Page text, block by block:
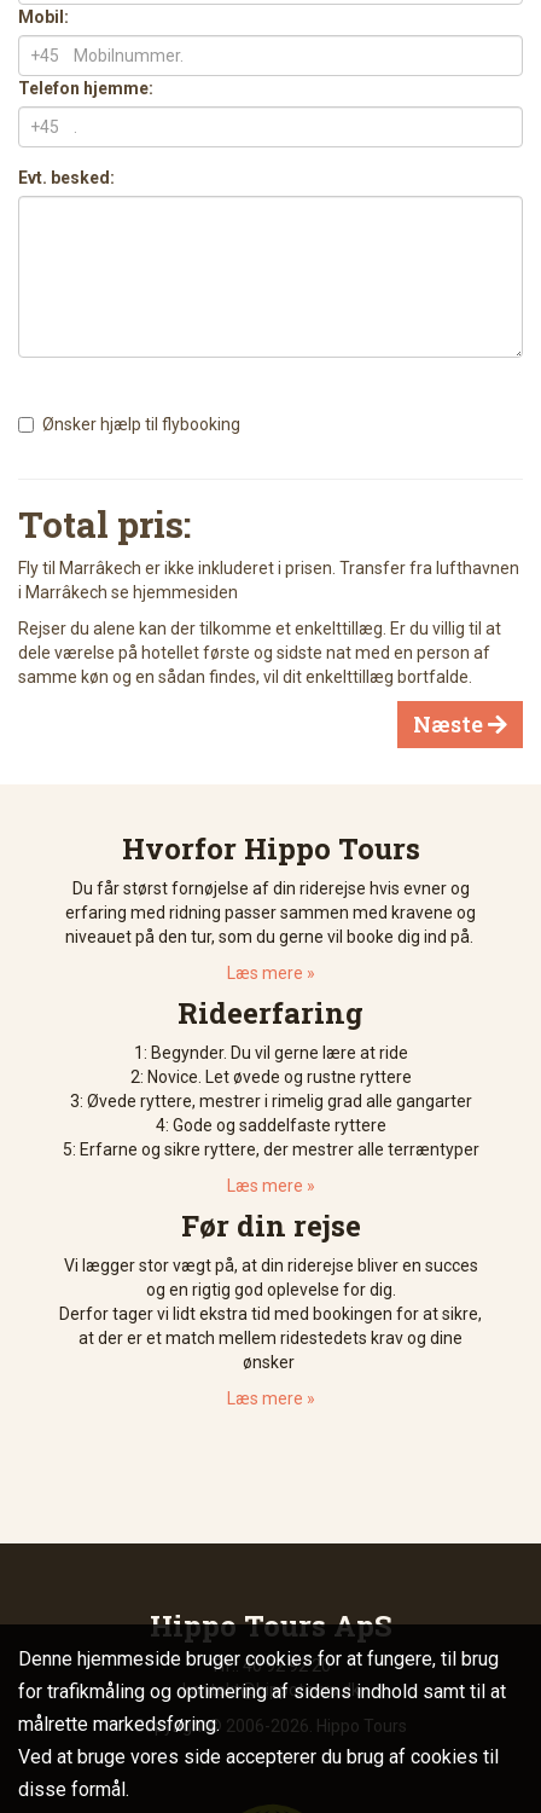
Mobil:
+45
Telefon hjemme:
+45
Evt. besked:
Ønsker hjælp til flybooking
Total pris:
Fly til Marrâkech er ikke inkluderet i prisen. Transfer fra lufthavnen
i Marrâkech se hjemmesiden
Rejser du alene kan der tilkomme et enkelttillæg. Er du villig til at
dele værelse på hotellet første og sidste nat med en person af
samme køn og en sådan findes, vil dit enkelttillæg bortfalde.
Næste 
Hvorfor Hippo Tours
Du får størst fornøjelse af din riderejse hvis evner og
erfaring med ridning passer sammen med kravene og
niveauet på den tur, som du gerne vil booke dig ind på.
Læs mere »
Rideerfaring
1: Begynder. Du vil gerne lære at ride
2: Novice. Let øvede og rustne ryttere
3: Øvede ryttere, mestrer i rimelig grad alle gangarter
4: Gode og saddelfaste ryttere
5: Erfarne og sikre ryttere, der mestrer alle terræntyper
Læs mere »
Før din rejse
Vi lægger stor vægt på, at din riderejse bliver en succes
og en rigtig god oplevelse for dig.
Derfor tager vi lidt ekstra tid med bookingen for at sikre,
at der er et match mellem ridestedets krav og dine
ønsker
Læs mere »
Hippo Tours ApS
Tlf.: 40 92 92 20
kontakt@hippotours.dk
Copyright© 2006-2026. Hippo Tours
Denne hjemmeside bruger cookies for at fungere, til brug
for trafikmåling og optimering af sidens indhold samt til at
målrette markedsføring.
Ved at bruge vores side accepterer du brug af cookies til
disse formål.